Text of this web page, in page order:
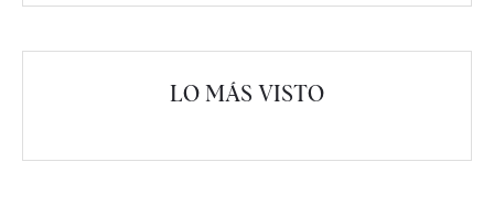
LO MÁS VISTO